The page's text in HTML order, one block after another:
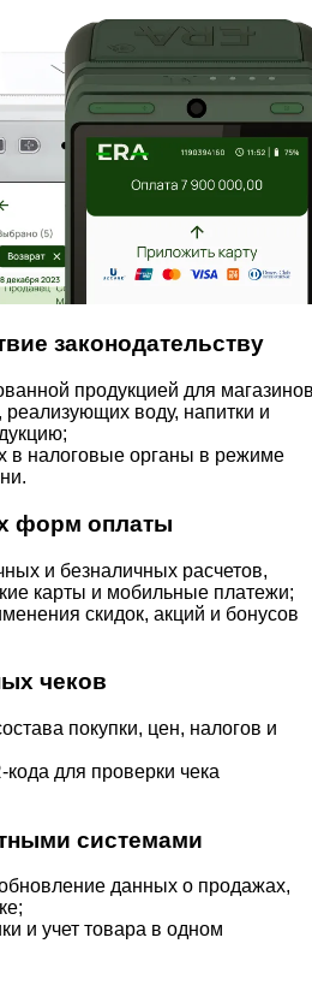
законодательству
продукцией для
реализующих воду, напитки и
в налоговые органы в режиме
форм оплаты
и безналичных расчетов,
карты и мобильные платежи;
скидок, акций и бонусов
чеков
покупки, цен, налогов и
для проверки чека
системами
данных о продажах,
и учет товара в одном